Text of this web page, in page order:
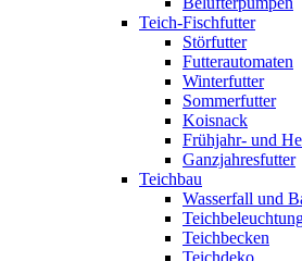
Teich-Fischfutter
Störfutter
Futterautomaten
Winterfutter
Sommerfutter
Koisnack
Frühjahr- und
Ganzjahresfutter
Teichbau
Wasserfall und
Teichbecken
Teichdeko